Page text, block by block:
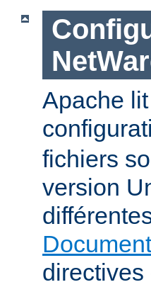
Apache
fichiers
version